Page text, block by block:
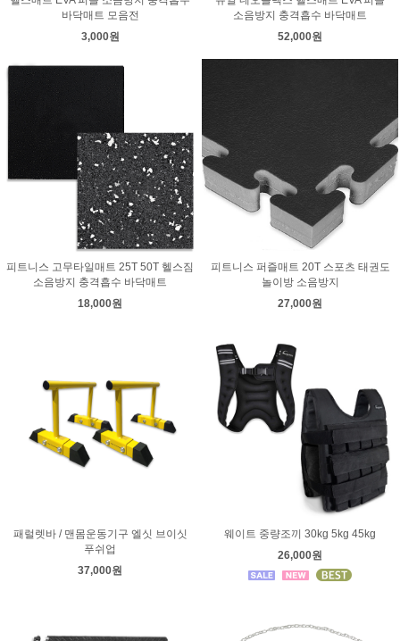
바닥매트 모음전
3,000원
소음방지 충격흡수 바닥매트
52,000원
피트니스 고무타일매트 25T 50T 헬스짐
소음방지 충격흡수 바닥매트
18,000원
피트니스 퍼즐매트 20T 스포츠 태권도
놀이방 소음방지
27,000원
패럴렛바 / 맨몸운동기구 엘싯 브이싯
푸쉬업
37,000원
웨이트 중량조끼 30kg 5kg 45kg
26,000원